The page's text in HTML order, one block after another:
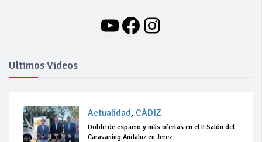
YouTube
Facebook
Instagram
Ultimos Videos
Actualidad, CÁDIZ
Doble de espacio y más ofertas en el II Salón del
Caravaning Andaluz en Jerez